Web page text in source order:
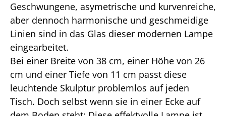
Geschwungene, asymetrische und kurvenreiche,
aber dennoch harmonische und geschmeidige
Linien sind in das Glas dieser modernen Lampe
eingearbeitet.
Bei einer Breite von 38 cm, einer Höhe von 26
cm und einer Tiefe von 11 cm passt diese
leuchtende Skulptur problemlos auf jeden
Tisch. Doch selbst wenn sie in einer Ecke auf